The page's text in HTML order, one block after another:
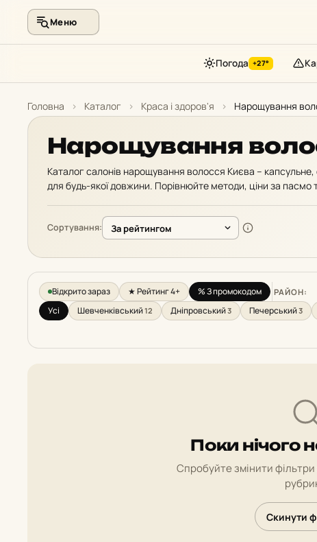
контенту
Меню
Погода +27°
Головна › Каталог › Краса і здоров'я › Нарощування
Нарощування
Каталог салонів нарощування волосся Києва –
для будь-якої довжини. Порівнюйте методи, ціни за пасмо
Сортування:
Відкрито зараз ★ Рейтинг 4+ % З промокодом РАЙОН:
Усі Шевченківський12 Дніпровський3 Печерський3
Поки нічого
Спробуйте змінити фільтри
Скинути